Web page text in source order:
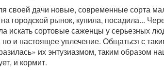
своей дачи новые, современные сорта
городской рынок, купила, посадила...
искать сортовые саженцы у серьезных
но и настоящее увлечение. Общаться с
их энтузиазмом, таким образом
и кормит.